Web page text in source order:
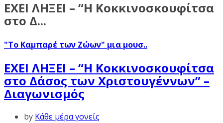
ΕΧΕΙ ΛΗΞΕΙ – “Η Κοκκινοσκουφίτσα
στο Δ...
"Το Καμπαρέ των Ζώων" μια μουσ..
ΕΧΕΙ ΛΗΞΕΙ – “Η Κοκκινοσκουφίτσα
στο Δάσος των Χριστουγέννων” –
Διαγωνισμός
by Κάθε μέρα γονείς